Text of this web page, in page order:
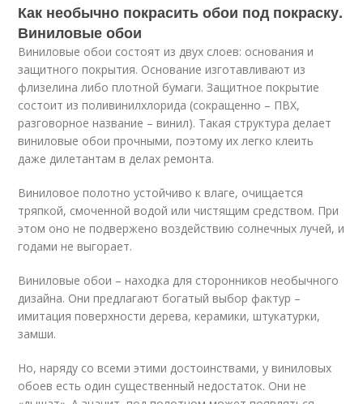
Как необычно покрасить обои под покраску.
Виниловые обои
Виниловые обои состоят из двух слоев: основания и
защитного покрытия. Основание изготавливают из
флизелина либо плотной бумаги. Защитное покрытие
состоит из поливинилхлорида (сокращенно – ПВХ,
разговорное название – винил). Такая структура делает
виниловые обои прочными, поэтому их легко клеить
даже дилетантам в делах ремонта.
Виниловое полотно устойчиво к влаге, очищается
тряпкой, смоченной водой или чистящим средством. При
этом оно не подвержено воздействию солнечных лучей, и
годами не выгорает.
Виниловые обои – находка для сторонников необычного
дизайна. Они предлагают богатый выбор фактур –
имитация поверхности дерева, керамики, штукатурки,
замши.
Но, наряду со всеми этими достоинствами, у виниловых
обоев есть один существенный недостаток. Они не